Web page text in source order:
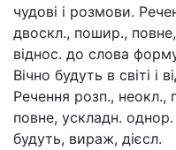
чудові і розмови.
двоскл., пошир.,
віднос. до слова
Вічно будуть в світі і
Речення розп.,
повне, ускладн.
будуть, вираж, дієсл.